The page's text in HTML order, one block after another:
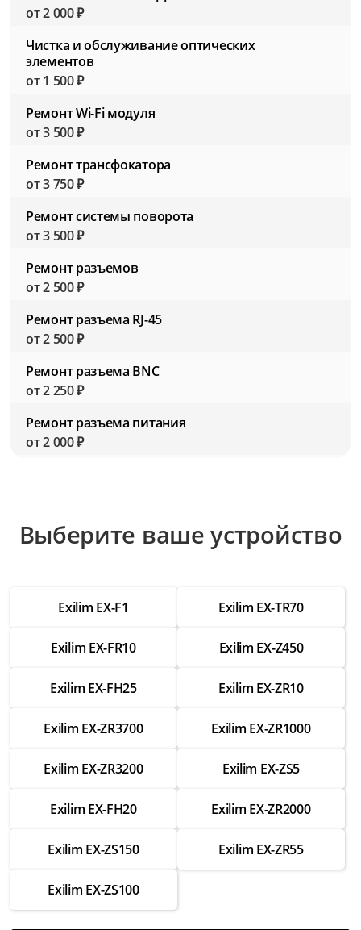
от 2 000 ₽
Чистка и обслуживание оптических
элементов
от 1 500 ₽
Ремонт Wi-Fi модуля
от 3 500 ₽
Ремонт трансфокатора
от 3 750 ₽
Ремонт системы поворота
от 3 500 ₽
Ремонт разъемов
от 2 500 ₽
Ремонт разъема RJ-45
от 2 500 ₽
Ремонт разъема BNC
от 2 250 ₽
Ремонт разъема питания
от 2 000 ₽
Ремонт модуля ИК-подсветки
от 3 000 ₽
Ремонт крепежных элементов
от 1 750 ₽
Ремонт корпуса
Ремонт ИК-фильтра
от 2 000 ₽
Настройка и выравнивание объектива
от 2 000 ₽
Замена Wi-Fi модуля
от 3 500 ₽
Выберите ваше устройство
Exilim EX-F1 Exilim EX-TR70
Exilim EX-FR10 Exilim EX-Z450
Exilim EX-FH25 Exilim EX-ZR10
Exilim EX-ZR3700 Exilim EX-ZR1000
Exilim EX-ZR3200 Exilim EX-ZS5
Exilim EX-FH20 Exilim EX-ZR2000
Exilim EX-ZS150 Exilim EX-ZR55
Exilim EX-ZS100